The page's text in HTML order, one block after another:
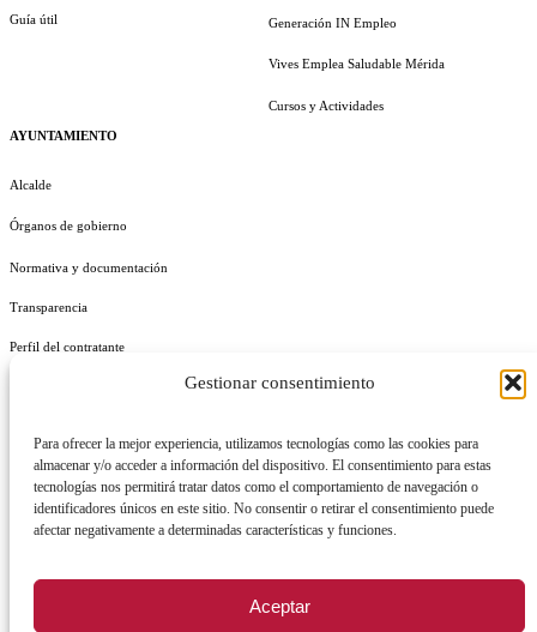
Gestionar consentimiento
Para ofrecer la mejor experiencia, utilizamos tecnologías como las cookies para
almacenar y/o acceder a información del dispositivo. El consentimiento para estas
tecnologías nos permitirá tratar datos como el comportamiento de navegación o
identificadores únicos en este sitio. No consentir o retirar el consentimiento puede
afectar negativamente a determinadas características y funciones.
Aceptar
Guía útil
AYUNTAMIENTO
Alcalde
Órganos de gobierno
Normativa y documentación
Transparencia
Perfil del contratante
Generación IN Empleo
Vives Emplea Saludable Mérida
Cursos y Actividades
REGISTRO DE ACTIVIDADES DE TRATAMIENTO